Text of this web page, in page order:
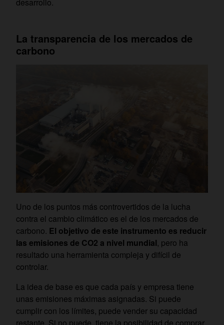
desarrollo.
La transparencia de los mercados de
carbono
Uno de los puntos más controvertidos de la lucha
contra el cambio climático es el de los mercados de
carbono. El objetivo de este instrumento es reducir
las emisiones de CO2 a nivel mundial, pero ha
resultado una herramienta compleja y difícil de
controlar.
La idea de base es que cada país y empresa tiene
unas emisiones máximas asignadas. Si puede
cumplir con los límites, puede vender su capacidad
restante. Si no puede, tiene la posibilidad de comprar